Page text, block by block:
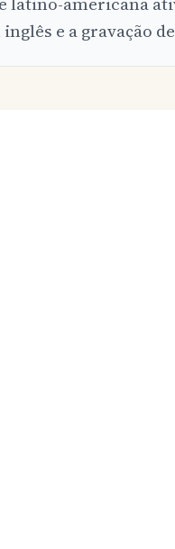
e a gravação